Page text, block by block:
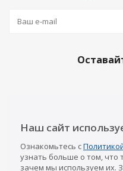
Казань
8 (843) 207-03-
Уфа
Наш сайт
Ознакомьтесь с
узнать больше о том, что
зачем мы используем их.